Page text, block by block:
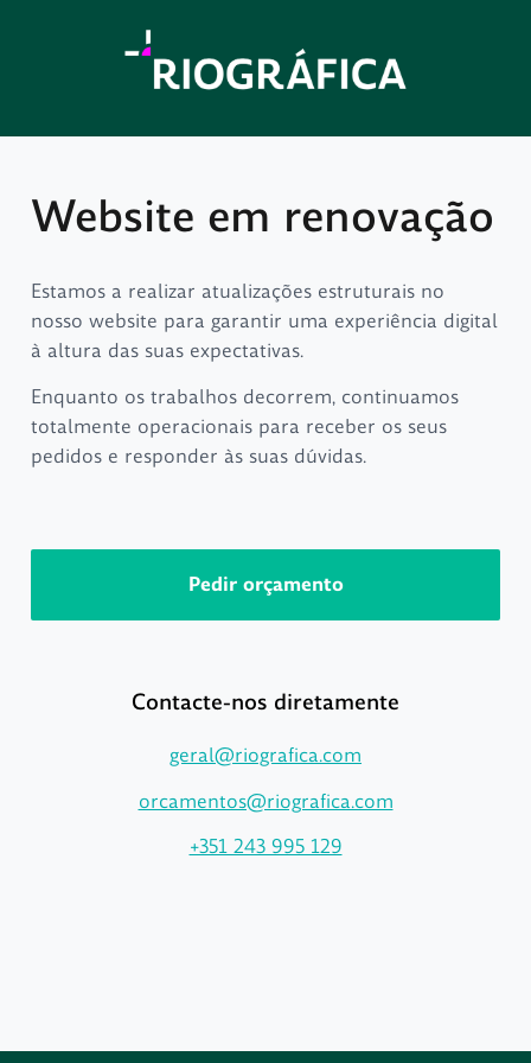
Website em renovação
Estamos a realizar atualizações estruturais no
nosso website para garantir uma experiência digital
à altura das suas expectativas.
Enquanto os trabalhos decorrem, continuamos
totalmente operacionais para receber os seus
pedidos e responder às suas dúvidas.
Pedir orçamento
Contacte-nos diretamente
geral@riografica.com
orcamentos@riografica.com
+351 243 995 129